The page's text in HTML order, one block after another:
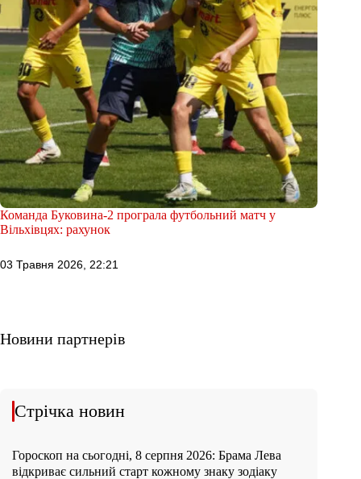
Команда Буковина-2 програла футбольний матч у
Вільхівцях: рахунок
03 Травня 2026, 22:21
Новини партнерів
Стрічка новин
Гороскоп на сьогодні, 8 серпня 2026: Брама Лева
відкриває сильний старт кожному знаку зодіаку